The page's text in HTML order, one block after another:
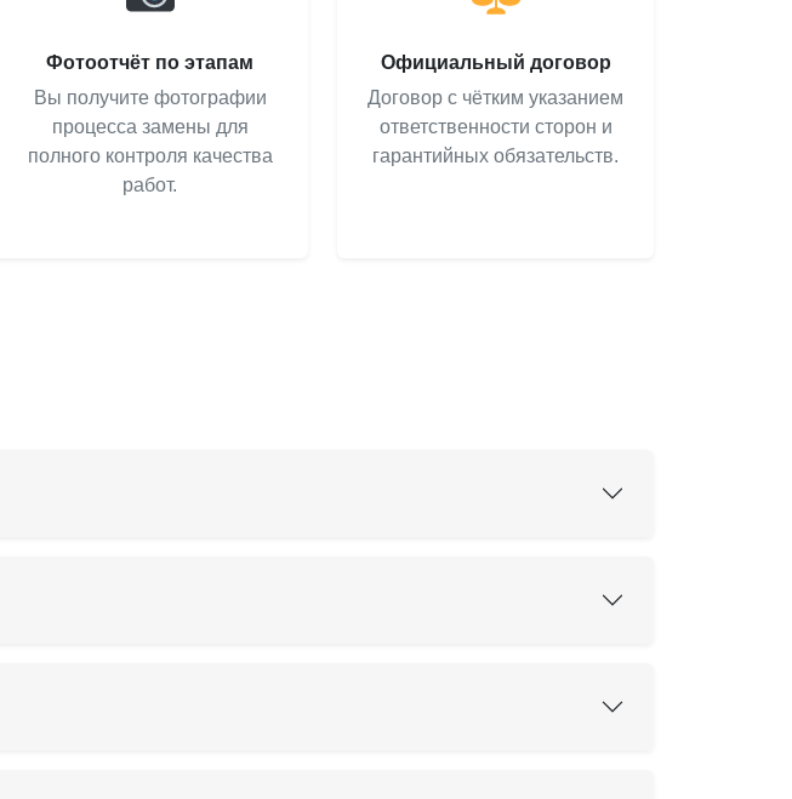
Фотоотчёт по этапам
Вы получите фотографии
процесса замены для
полного контроля качества
работ.
Официальный договор
Договор с чётким указанием
ответственности сторон и
гарантийных обязательств.